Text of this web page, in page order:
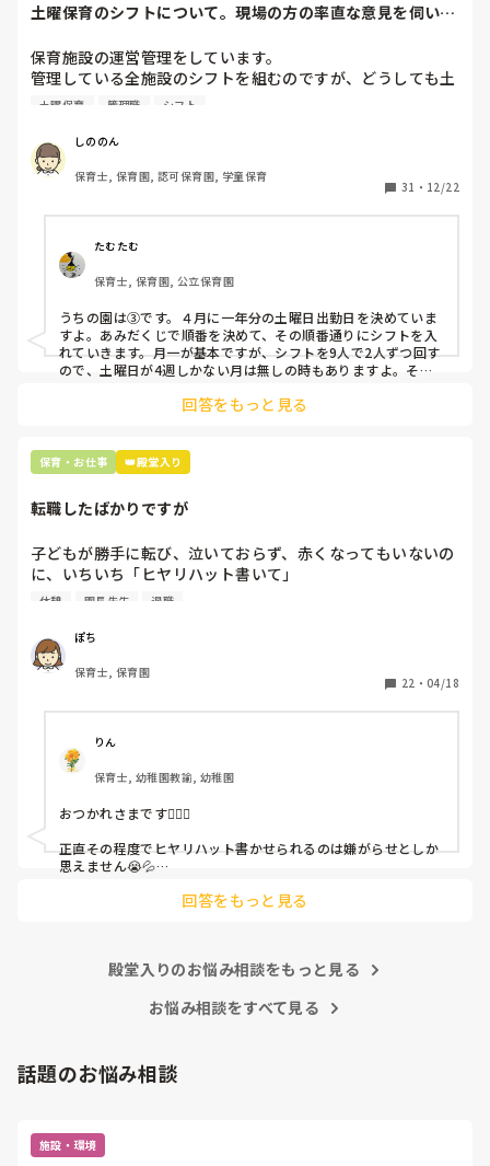
土曜保育のシフトについて。現場の方の率直な意見を伺いた
保育施設の運営管理をしています。
管理している全施設のシフトを組むのですが、どうしても土
曜保育だけは入れる方が少なく、いつも苦労しています。
て入職しているはずですが、いざ勤務が始まると一日も土曜
出勤が出来ない方ばかりです。
①土曜日の希望休は2日まで、と制限をかける
②毎月、必ず土曜保育に入ることのできる日を1日だけピッ
クアップしてもらう
③仮シフトが出た時、土曜出勤が難しければ自身で代わりの
人を交渉して見つけてもらう
上記のいずれかの対策を取り入れることを考えています。
土曜保育 管理職 シフト
しののん
保育士, 保育園, 認可保育園, 学童保育
31 ・ 12/22
たむたむ
保育士, 保育園, 公立保育園
うちの園は③です。４月に一年分の土曜日出勤日を決めていま
すよ。あみだくじで順番を決めて、その順番通りにシフトを入
れていきます。月一が基本ですが、シフトを9人で2人ずつ回す
ので、土曜日が4週しかない月は無しの時もありますよ。その
て貰い、主任に報告してます。
回答をもっと見る
保育・お仕事 👑殿堂入り
転職したばかりですが
子どもが勝手に転び、泣いておらず、赤くなってもいないの
に、いちいち「ヒヤリハット書いて」
と書かされ
（そう言う本人は書かない）
しかも、上司に↑この内容でも
ちゃんと考えて対策を練って書き込むようにと。
呼ばれて一緒に対策を考えさせられること多数
これだけで30〜40分拘束されて辛いです
皆さんの園はどうですか?
休憩 園長先生 退職
ぽち
保育士, 保育園
22 ・ 04/18
りん
保育士, 幼稚園教諭, 幼稚園
おつかれさまです🙇🏻‍♀️
正直その程度でヒヤリハット書かせられるのは嫌がらせとしか
思えません😭💦
回答をもっと見る
殿堂入りのお悩み相談をもっと見る
お悩み相談をすべて見る
話題のお悩み相談
施設・環境